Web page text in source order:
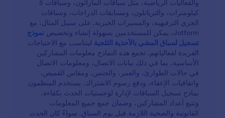
والفعاليات الرياضية، مثل سباقات الماراثون، وسباقات 5
كيلومترات، والترياتلون، ومسابقات الدراجات، وسباقات
الجري الترفيهية، والمسيرات الخيرية. على سبيل المثال، مع
Jotform، يمكن للمستخدمين بسهولة إنشاء وتخصيص
نموذج
تسجيل لسباق المشي بالأحذية الثلجية ليتناسب مع الاحتياجات
الفريدة لفعالياتهم. تجمع هذه النماذج معلومات المشاركين
الأساسية، بما في ذلك بيانات الاتصال، ومعلومات الاتصال
في حالات الطوارئ، والعمر، والجنس، ومقاس القميص،
واتفاقيات الإعفاء، ودفع رسوم الاشتراك. يستخدم المنظمون
نماذج تسجيل السباقات لإدارة لوجستيات الحدث بكفاءة،
وتتبع أعداد المشاركين، وضمان جمع جميع المعلومات
القانونية والصحية اللازمة قبل يوم السباق. سواءً كان الحدث